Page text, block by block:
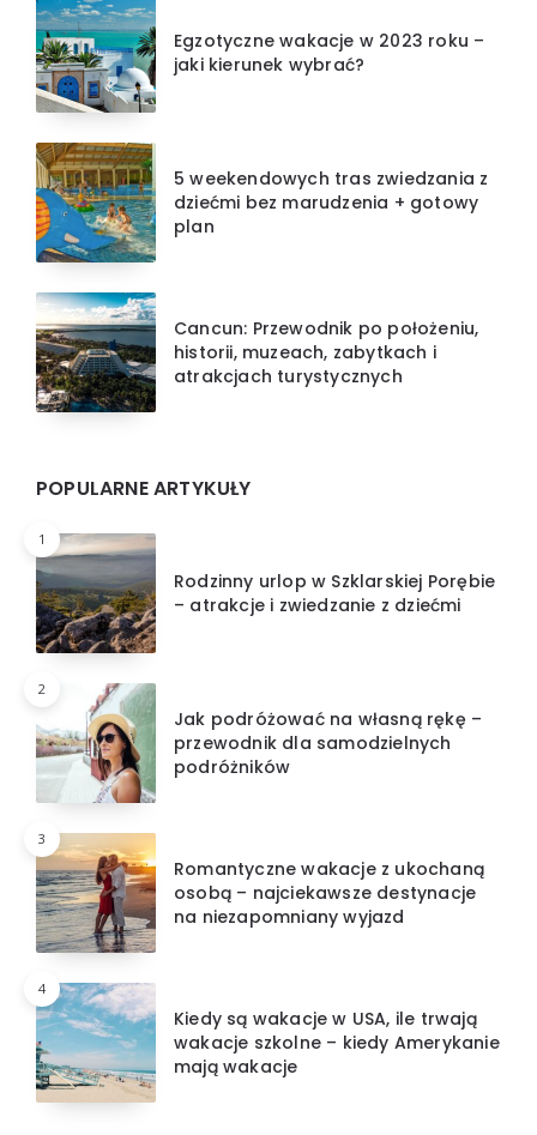
Egzotyczne wakacje w 2023 roku –
jaki kierunek wybrać?
5 weekendowych tras zwiedzania z
dziećmi bez marudzenia + gotowy
plan
Cancun: Przewodnik po położeniu,
historii, muzeach, zabytkach i
atrakcjach turystycznych
POPULARNE ARTYKUŁY
1
Rodzinny urlop w Szklarskiej Porębie
– atrakcje i zwiedzanie z dziećmi
2
Jak podróżować na własną rękę –
przewodnik dla samodzielnych
podróżników
3
Romantyczne wakacje z ukochaną
osobą – najciekawsze destynacje
na niezapomniany wyjazd
4
Kiedy są wakacje w USA, ile trwają
wakacje szkolne – kiedy Amerykanie
mają wakacje